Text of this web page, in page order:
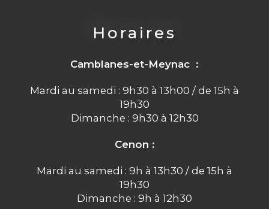
Horaires
Camblanes-et-Meynac :
Mardi au samedi : 9h30 à 13h00 / de 15h à
19h30
Dimanche : 9h30 à 12h30
Cenon :
Mardi au samedi : 9h à 13h30 / de 15h à
19h30
Dimanche : 9h à 12h30